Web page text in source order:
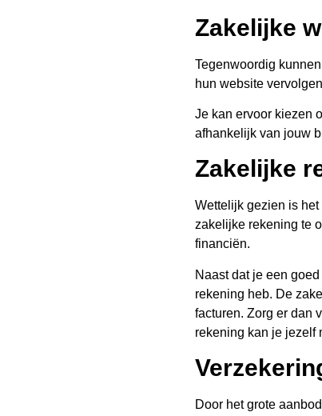
Zakelijke
Tegenwoordig
hun website
Je kan ervoor kiezen
afhankelijk van jouw
Zakelijke
Wettelijk gezien is
zakelijke rekening te
financiën.
Naast dat je een
rekening heb. De
facturen. Zorg er dan
rekening kan je jezelf
Door het grote